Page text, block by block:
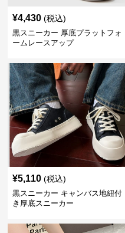
¥4,430 (税込)
黒スニーカー 厚底プラットフォ
ームレースアップ
¥5,110 (税込)
黒スニーカー キャンバス地紐付
き厚底スニーカー